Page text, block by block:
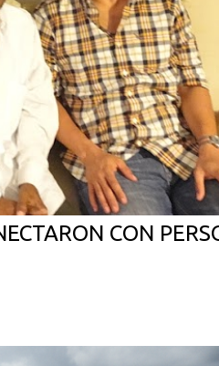
CON